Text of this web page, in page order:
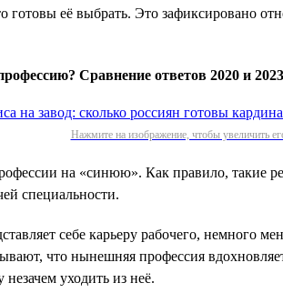
её выбрать. Это зафиксировано
Сравнение ответов 2020 и
Нажмите на изображение, чтобы увеличить
на «синюю». Как правило, такие
специальности.
себе карьеру рабочего, немного
что нынешняя профессия
уходить из неё.